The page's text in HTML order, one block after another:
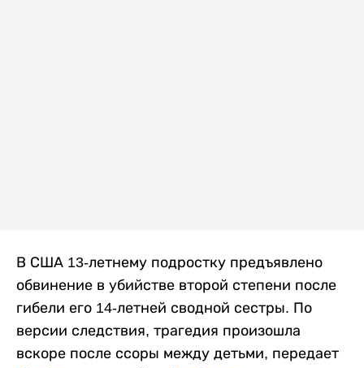
В США 13-летнему подростку предъявлено
обвинение в убийстве второй степени после
гибели его 14-летней сводной сестры. По
версии следствия, трагедия произошла
вскоре после ссоры между детьми, передает